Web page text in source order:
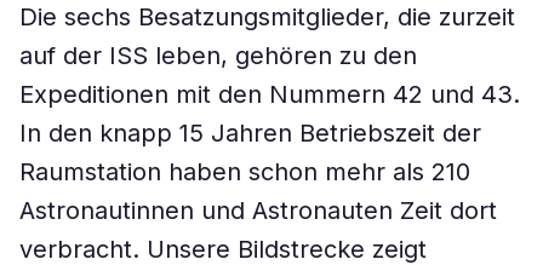
Die sechs Besatzungsmitglieder, die zurzeit
auf der ISS leben, gehören zu den
Expeditionen mit den Nummern 42 und 43.
In den knapp 15 Jahren Betriebszeit der
Raumstation haben schon mehr als 210
Astronautinnen und Astronauten Zeit dort
verbracht. Unsere Bildstrecke zeigt